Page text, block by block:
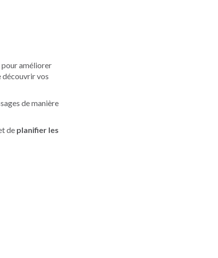
améliorer
découvrir vos
de manière
de planifier les